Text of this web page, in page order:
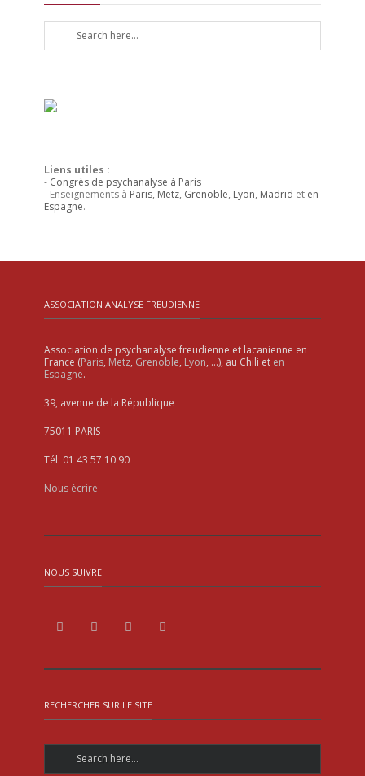
Liens utiles :
- Congrès de psychanalyse à Paris
- Enseignements à Paris, Metz, Grenoble, Lyon, Madrid et en
Espagne.
ASSOCIATION ANALYSE FREUDIENNE
Association de psychanalyse freudienne et lacanienne en
France (Paris, Metz, Grenoble, Lyon, …), au Chili et en
Espagne.
39, avenue de la République
75011 PARIS
Tél: 01 43 57 10 90
Nous écrire
NOUS SUIVRE
RECHERCHER SUR LE SITE